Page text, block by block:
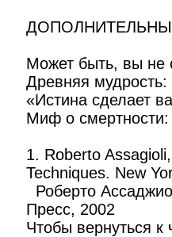
Может быть, вы не
Древняя
«Истина сделает
Миф о смертности:
1. Roberto
Techniques. New
Роберто
Пресс, 2002
Чтобы вернуться